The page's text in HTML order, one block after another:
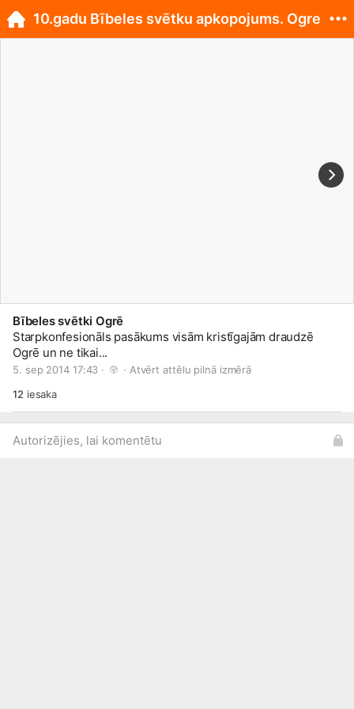
Bībeles svētki Ogrē
Starpkonfesionāls pasākums visām kristīgajām draudzē
Ogrē un ne tikai...
5. sep 2014 17:43 · · Atvērt attēlu pilnā izmērā
12 iesaka
Autorizējies, lai komentētu
10.gadu Bībeles svētku apkopojums. Ogre